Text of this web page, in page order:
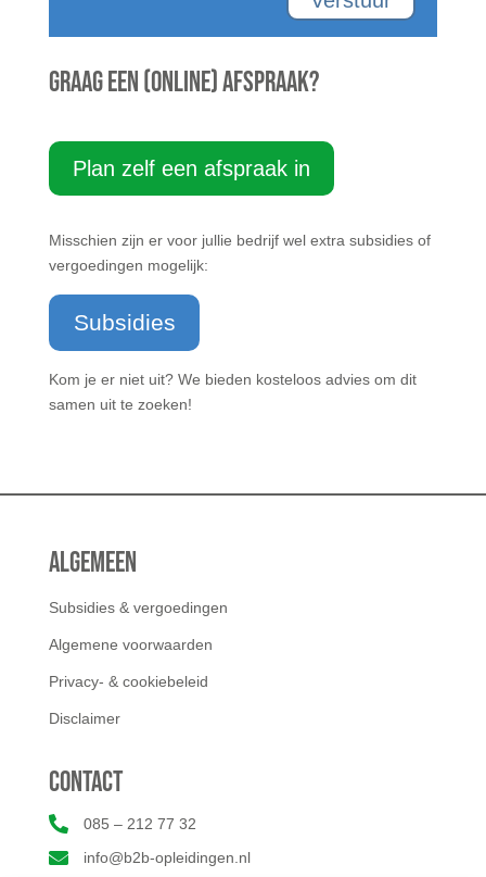
Graag een (online) afspraak?
Plan zelf een afspraak in
Misschien zijn er voor jullie bedrijf wel extra subsidies of
vergoedingen mogelijk:
Subsidies
Kom je er niet uit? We bieden kosteloos advies om dit
samen uit te zoeken!
Algemeen
Subsidies & vergoedingen
Algemene voorwaarden
Privacy- & cookiebeleid
Disclaimer
Contact
 085 – 212 77 32
 info@b2b-opleidingen.nl